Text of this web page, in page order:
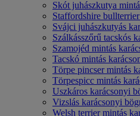
Skót juhászkutya
Staffordshire
Svájci juhászkutyás
Szálkásszőrű tacskós
Szamojéd mintás
Tacskó mintás
Törpe pincser mintás
Törpespicc mintás
Uszkáros karácsonyi
Vizslás karácsonyi
Welsh terrier mintás